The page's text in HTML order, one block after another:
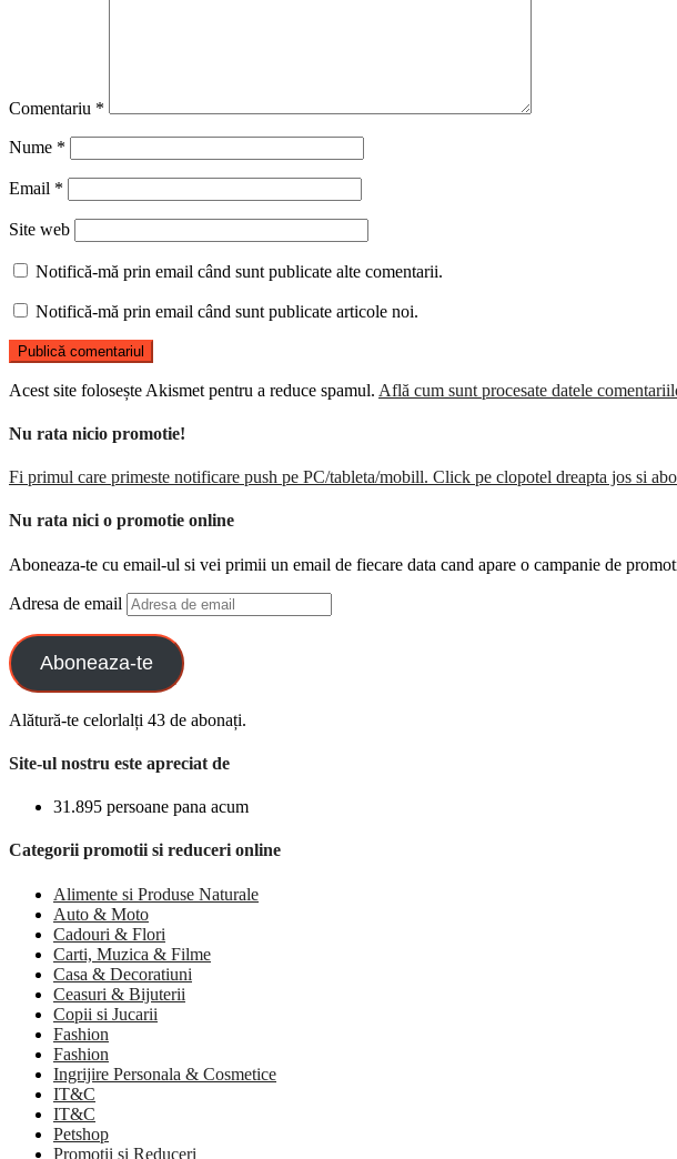
Comentariu *
Nume *
Email *
Site web
Notifică-mă prin email când sunt publicate alte comentarii.
Notifică-mă prin email când sunt publicate articole noi.
Acest site folosește Akismet pentru a reduce spamul. Află cum sunt procesate datele
Nu rata nicio promotie!
Fi primul care primeste notificare push pe PC/tableta/mobill. Click pe clopotel dreapta jos si
Nu rata nici o promotie online
Aboneaza-te cu email-ul si vei primii un email de fiecare data cand apare o campanie de
Adresa de email
Aboneaza-te
Alătură-te celorlalți 43 de abonați.
Site-ul nostru este apreciat de
31.895 persoane pana acum
Categorii promotii si reduceri online
Alimente si Produse Naturale
Auto & Moto
Cadouri & Flori
Carti, Muzica & Filme
Casa & Decoratiuni
Ceasuri & Bijuterii
Copii si Jucarii
Fashion
Fashion
Ingrijire Personala & Cosmetice
IT&C
IT&C
Petshop
Promotii si Reduceri